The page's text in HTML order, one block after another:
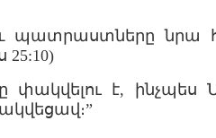
և պատրաստները նրա
փակվելու է, ինչպես